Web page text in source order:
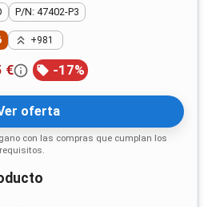
P/N: 47402-P3
+981
€ -17%
oferta
con las compras que cumplan los
requisitos.